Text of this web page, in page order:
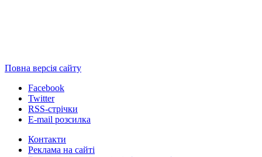
Повна версія сайту
Facebook
Twitter
RSS-стрічки
E-mail розсилка
Контакти
Реклама на сайті